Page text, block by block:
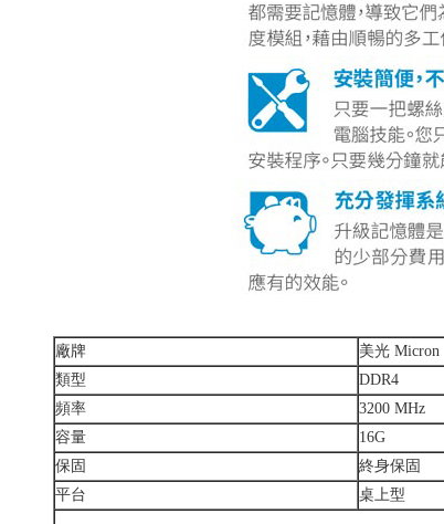
廠牌
美光 Micron
類型
DDR4
頻率
3200 MHz
容量
16G
保固
終身保固
平台
桌上型